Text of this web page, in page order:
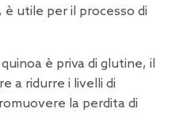
utile per il processo di
quinoa è priva di glutine, il
a ridurre i livelli di
la perdita di